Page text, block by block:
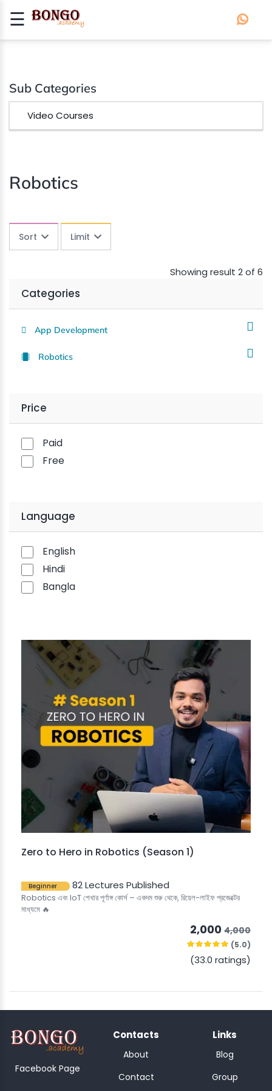
☰
Signup
Login
APP
DEVELOPMENT
Sub Categories
Video Courses
Robotics
Sort Limit
Showing result 2 of 6
Categories
App Development
Robotics
Price
Paid
Free
Language
English
Hindi
Bangla
Zero to Hero in Robotics (Season 1)
Beginner 82 Lectures Published
Robotics এবং IoT শেখার পূর্ণাঙ্গ কোর্স – একদম শুরু থেকে, রিয়েল-লাইফ প্রজেক্টের
মাধ্যমে 🔥
2,000 4,000
(5.0)
(33.0 ratings)
Facebook Page
Contacts
About
Contact
Links
Blog
Group